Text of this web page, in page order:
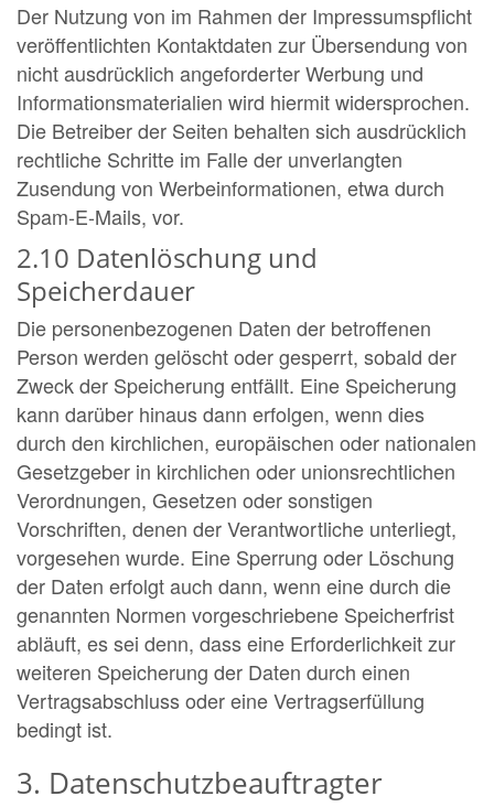
Der Nutzung von im Rahmen der Impressumspflicht
veröffentlichten Kontaktdaten zur Übersendung von
nicht ausdrücklich angeforderter Werbung und
Informationsmaterialien wird hiermit widersprochen.
Die Betreiber der Seiten behalten sich ausdrücklich
rechtliche Schritte im Falle der unverlangten
Zusendung von Werbeinformationen, etwa durch
Spam-E-Mails, vor.
2.10 Datenlöschung und
Speicherdauer
Die personenbezogenen Daten der betroffenen
Person werden gelöscht oder gesperrt, sobald der
Zweck der Speicherung entfällt. Eine Speicherung
kann darüber hinaus dann erfolgen, wenn dies
durch den kirchlichen, europäischen oder nationalen
Gesetzgeber in kirchlichen oder unionsrechtlichen
Verordnungen, Gesetzen oder sonstigen
Vorschriften, denen der Verantwortliche unterliegt,
vorgesehen wurde. Eine Sperrung oder Löschung
der Daten erfolgt auch dann, wenn eine durch die
genannten Normen vorgeschriebene Speicherfrist
abläuft, es sei denn, dass eine Erforderlichkeit zur
weiteren Speicherung der Daten durch einen
Vertragsabschluss oder eine Vertragserfüllung
bedingt ist.
3. Datenschutzbeauftragter